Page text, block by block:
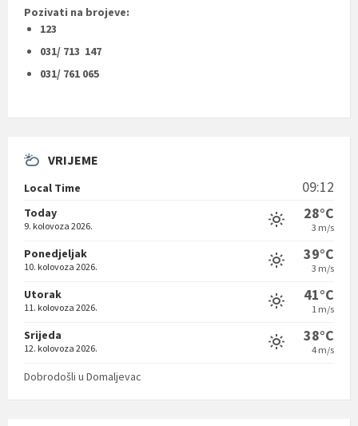
Pozivati na brojeve:
123
031/ 713 147
031/ 761 065
VRIJEME
Local Time 09:12
Today
9. kolovoza 2026.
28°C
3 m/s
Ponedjeljak
10. kolovoza 2026.
39°C
3 m/s
Utorak
11. kolovoza 2026.
41°C
1 m/s
Srijeda
12. kolovoza 2026.
38°C
4 m/s
Dobrodošli u Domaljevac